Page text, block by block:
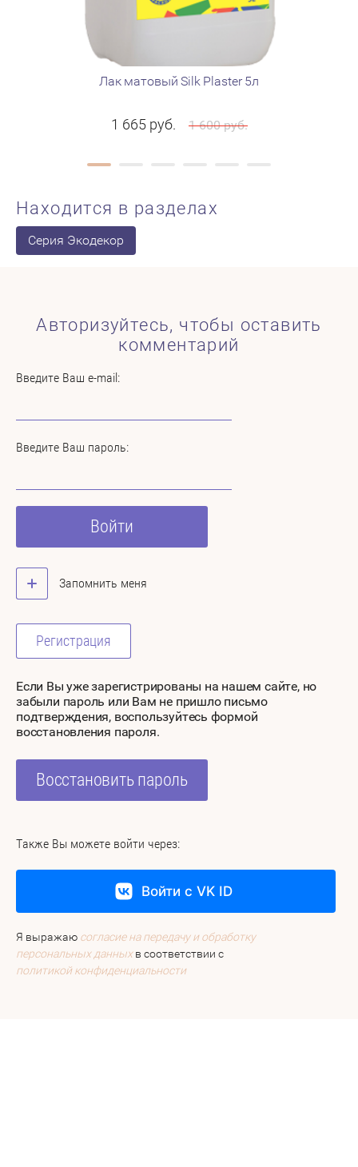
Лак матовый Silk Plaster 5л
1 665руб. 1 600руб.
Находится в разделах
Серия Экодекор
Авторизуйтесь, чтобы оставить
комментарий
Введите Ваш e-mail:
Введите Ваш пароль:
Войти
Запомнить меня
Регистрация
Если Вы уже зарегистрированы на нашем сайте, но
забыли пароль или Вам не пришло письмо
подтверждения, воспользуйтесь формой
восстановления пароля.
Восстановить пароль
Также Вы можете войти через:
Войти с VK ID
Я выражаю согласие на передачу и обработку
персональных данныхв соответствии с
политикой конфиденциальности